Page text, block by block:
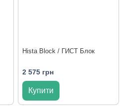
Hista Block / ГИСТ Блок
2 575 грн
Купити